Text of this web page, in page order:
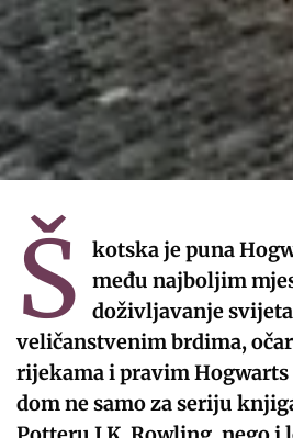
Š
kotska je puna
među najboljim
doživljavanje
veličanstvenim brdima,
rijekama i pravim Hogwarts
dom ne samo za seriju